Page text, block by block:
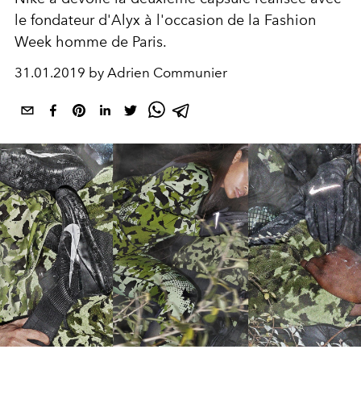
le fondateur d'Alyx à l'occasion de la Fashion
Week homme de Paris.
31.01.2019 by Adrien Communier